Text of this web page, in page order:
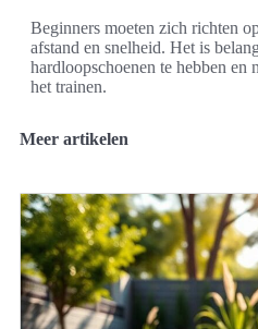
Beginners moeten zich richten
afstand en snelheid. Het is
hardloopschoenen te hebben en
het trainen.
Meer artikelen